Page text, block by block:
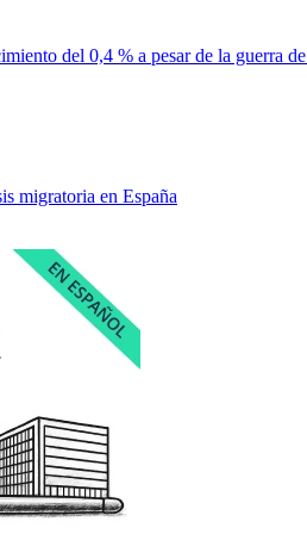
del 0,4 % a pesar de la guerra
migratoria en España